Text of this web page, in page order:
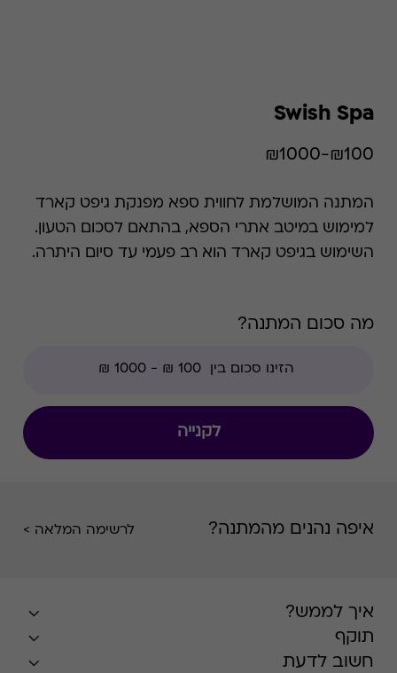
Swish Spa
₪100-₪1000
המתנה המושלמת לחווית ספא מפנקת גיפט קארד
למימוש במיטב אתרי הספא, בהתאם לסכום הטעון.
השימוש בגיפט קארד הוא רב פעמי עד סיום היתרה.
מה סכום המתנה?
לקנייה
איפה נהנים מהמתנה? לרשימה המלאה >
איך לממש?
תוקף
חשוב לדעת